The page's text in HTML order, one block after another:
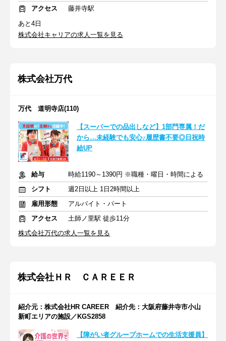
アクセス
藤井寺駅
あと4日
株式会社キャリアの求人一覧を見る
株式会社万代
万代 道明寺店(110)
【スーパーでの品出しなど】1部門専属！だ
から…未経験でも安心♪履歴書不要◎日祝時
給UP
給与
時給1190～1390円 ※職種・曜日・時間による
シフト
週2日以上 1日2時間以上
雇用形態
アルバイト・パート
アクセス
土師ノ里駅 徒歩11分
株式会社万代の求人一覧を見る
株式会社ＨＲ ＣＡＲＥＥＲ
紹介元：株式会社HR CAREER 紹介先：大阪府藤井寺市小山
新町エリアの施設／KGS2858
【障がい者グループホームでの生活支援員】